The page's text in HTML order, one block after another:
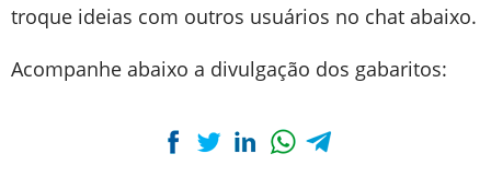
troque ideias com outros usuários no chat abaixo.
Acompanhe abaixo a divulgação dos gabaritos: